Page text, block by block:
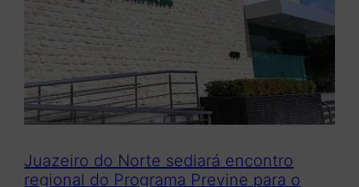
Juazeiro do Norte sediará encontro
regional do Programa Previne para o